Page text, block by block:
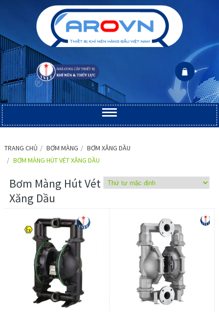
TRANG CHỦ BƠM MÀNG
BƠM XĂNG DẦU
BƠM MÀNG HÚT VÉT XĂNG DẦU
Bơm Màng Hút Vét
Xăng Dầu